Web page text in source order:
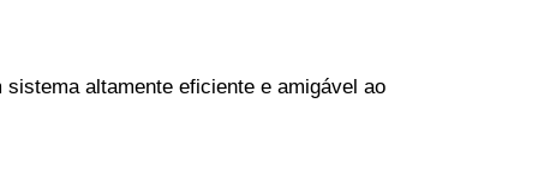
altamente eficiente e amigável ao